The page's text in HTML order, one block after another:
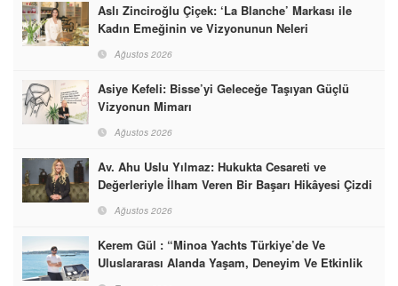
Aslı Zinciroğlu Çiçek: ‘La Blanche’ Markası ile
Kadın Emeğinin ve Vizyonunun Neleri
Ağustos 2026
Asiye Kefeli: Bisse’yi Geleceğe Taşıyan Güçlü
Vizyonun Mimarı
Ağustos 2026
Av. Ahu Uslu Yılmaz: Hukukta Cesareti ve
Değerleriyle İlham Veren Bir Başarı Hikâyesi Çizdi
Ağustos 2026
Kerem Gül : “Minoa Yachts Türkiye’de Ve
Uluslararası Alanda Yaşam, Deneyim Ve Etkinlik